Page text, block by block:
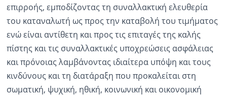
επιρροής, εμποδίζοντας τη συναλλακτική ελευθερία
του καταναλωτή ως προς την καταβολή του τιμήματος
ενώ είναι αντίθετη και προς τις επιταγές της καλής
πίστης και τις συναλλακτικές υποχρεώσεις ασφάλειας
και πρόνοιας λαμβάνοντας ιδιαίτερα υπόψη και τους
κινδύνους και τη διατάραξη που προκαλείται στη
σωματική, ψυχική, ηθική, κοινωνική και οικονομική